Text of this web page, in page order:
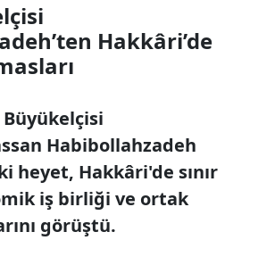
Hakkâri’de
Habibollahzadeh
heyet, Hakkâri'de sınır
iş birliği ve ortak
görüştü.